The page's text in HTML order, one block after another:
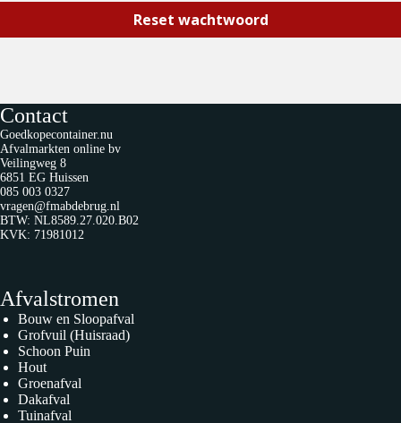
Reset wachtwoord
Contact
Goedkopecontainer.nu
Afvalmarkten online bv
Veilingweg 8
6851 EG Huissen
085 003 0327
vragen@fmabdebrug.nl
BTW: NL8589.27.020.B02
KVK: 71981012
Afvalstromen
Bouw en Sloopafval
Grofvuil (Huisraad)
Schoon Puin
Hout
Groenafval
Dakafval
Tuinafval